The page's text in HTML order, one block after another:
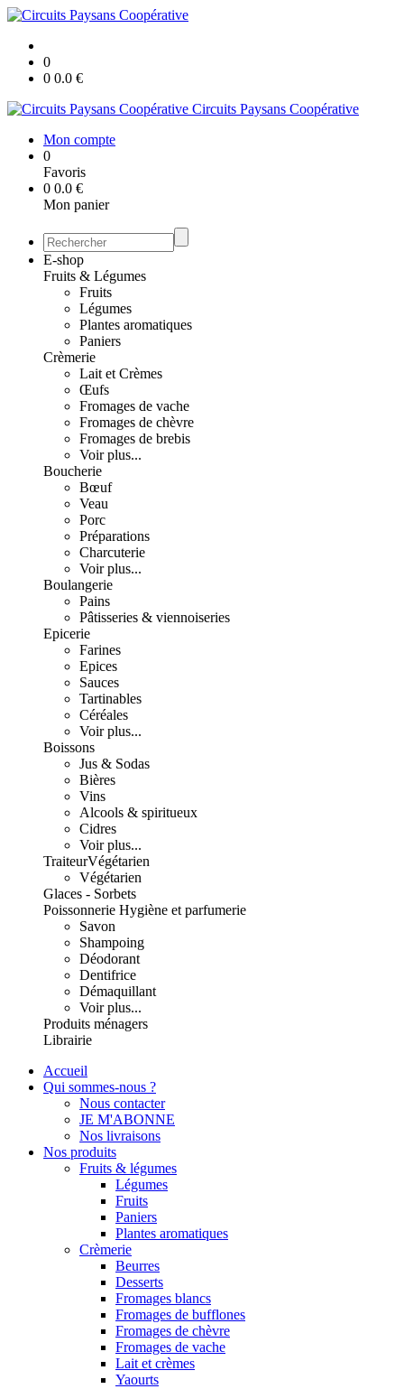
0
0 0.0 €
Circuits Paysans Coopérative
Mon compte
0
Favoris
0 0.0 €
Mon panier
E-shop
Fruits & Légumes
Fruits
Légumes
Plantes aromatiques
Paniers
Crèmerie
Lait et Crèmes
Œufs
Fromages de vache
Fromages de chèvre
Fromages de brebis
Voir plus...
Boucherie
Bœuf
Veau
Porc
Préparations
Charcuterie
Voir plus...
Boulangerie
Pains
Pâtisseries & viennoiseries
Epicerie
Farines
Epices
Sauces
Tartinables
Céréales
Voir plus...
Boissons
Jus & Sodas
Bières
Vins
Alcools & spiritueux
Cidres
Voir plus...
TraiteurVégétarien
Végétarien
Glaces - Sorbets
Poissonnerie Hygiène et parfumerie
Savon
Shampoing
Déodorant
Dentifrice
Démaquillant
Voir plus...
Produits ménagers
Librairie
Accueil
Qui sommes-nous ?
Nous contacter
JE M'ABONNE
Nos livraisons
Nos produits
Fruits & légumes
Légumes
Fruits
Paniers
Plantes aromatiques
Crèmerie
Beurres
Desserts
Fromages blancs
Fromages de bufflones
Fromages de chèvre
Fromages de vache
Lait et crèmes
Yaourts